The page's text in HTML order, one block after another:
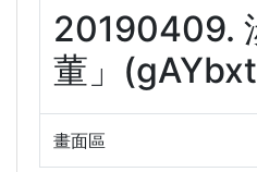
20190409.
董」
畫面區